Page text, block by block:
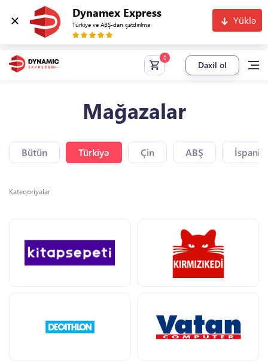
Dynamex Express
Türkiyə və ABŞ-dan çatdırılma Yüklə
Daxil ol
Mağazalar
Bütün Türkiyə Çin ABŞ
Kateqoriyalar